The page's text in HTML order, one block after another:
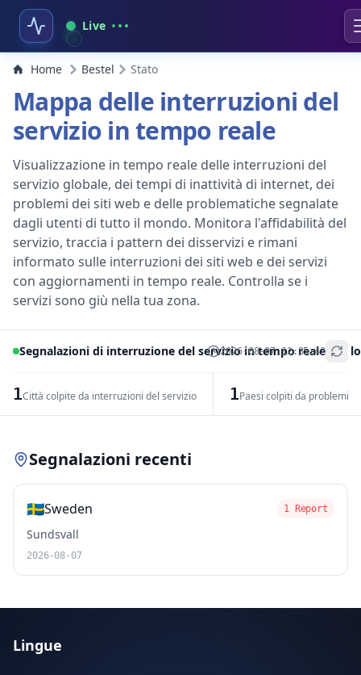
Live
Home Bestel Stato
Mappa delle interruzioni del
servizio in tempo reale
Visualizzazione in tempo reale delle interruzioni del
servizio globale, dei tempi di inattività di internet, dei
problemi dei siti web e delle problematiche segnalate
dagli utenti di tutto il mondo. Monitora l'affidabilità del
servizio, traccia i pattern dei disservizi e rimani
informato sulle interruzioni dei siti web e dei servizi
con aggiornamenti in tempo reale. Controlla se i
servizi sono giù nella tua zona.
Segnalazioni di interruzione del servizio in tempo reale per
2026-08-07 12:35:42
1Città colpite da interruzioni del servizio 1Paesi colpiti da problemi
+
Segnalazioni recenti
🇸🇪Sweden 1 Report
Sundsvall
2026-08-07
Lingue